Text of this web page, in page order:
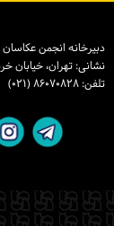
دبیرخانه انجمن عکاسان
نشانی: تهران، خیابان خردمند جنوبی،
تلفن: ۸۶۰۷۰۸۲۸ (۰۲۱)